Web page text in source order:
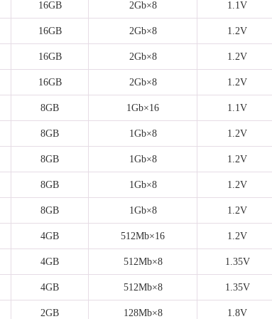
16GB 2Gb×8 1.1V
16GB 2Gb×8 1.2V
16GB 2Gb×8 1.2V
16GB 2Gb×8 1.2V
8GB 1Gb×16 1.1V
8GB 1Gb×8 1.2V
8GB 1Gb×8 1.2V
8GB 1Gb×8 1.2V
8GB 1Gb×8 1.2V
4GB 512Mb×16 1.2V
4GB 512Mb×8 1.35V
4GB 512Mb×8 1.35V
2GB 128Mb×8 1.8V